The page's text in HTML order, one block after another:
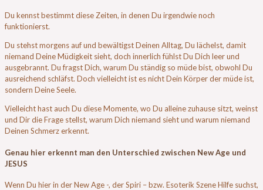
Du kennst bestimmt diese Zeiten, in denen Du irgendwie noch
funktionierst.
Du stehst morgens auf und bewältigst Deinen Alltag, Du lächelst, damit
niemand Deine Müdigkeit sieht, doch innerlich fühlst Du Dich leer und
ausgebrannt. Du fragst Dich, warum Du ständig so müde bist, obwohl Du
ausreichend schläfst. Doch vielleicht ist es nicht Dein Körper der müde ist,
sondern Deine Seele.
Vielleicht hast auch Du diese Momente, wo Du alleine zuhause sitzt, weinst
und Dir die Frage stellst, warum Dich niemand sieht und warum niemand
Deinen Schmerz erkennt.
Genau hier erkennt man den Unterschied zwischen New Age und
JESUS
Wenn Du hier in der New Age -, der Spiri – bzw. Esoterik Szene Hilfe suchst,